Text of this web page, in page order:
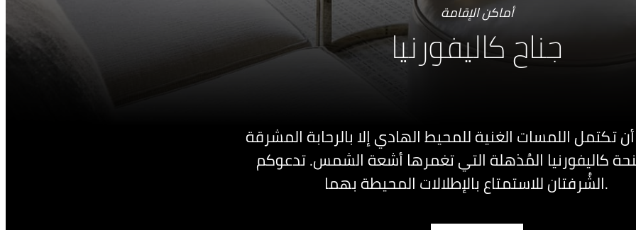
أماكن الإقامة
جناح كاليفورنيا
تكتمل اللمسات الغنية للمحيط الهادي إلا بالرحابة المشرقة
كاليفورنيا المُذهلة التي تغمرها أشعة الشمس. تدعوكم
الشُرفتان للاستمتاع بالإطلالات المحيطة بهما.